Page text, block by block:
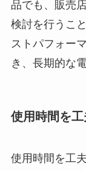
品でも、販売
検討を行うこ
ストパフォー
き、長期的な
使用時間を
使用時間を工